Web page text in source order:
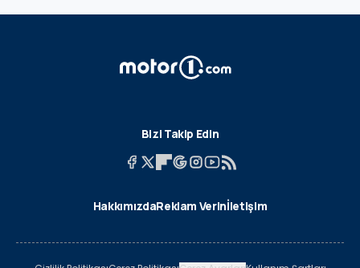
Bizi Takip Edin
HakkımızdaReklam Verinİletişim